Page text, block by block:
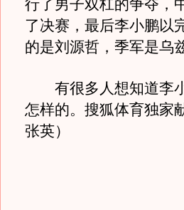
行了男子双杠的争夺，
了决赛，最后李小鹏以
的是刘源哲，季军是乌
有很多人想知道李小
怎样的。搜狐体育独家
张英）